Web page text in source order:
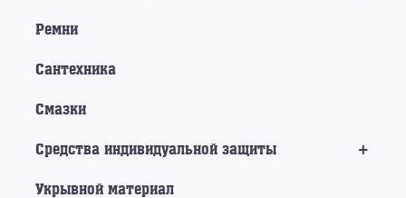
Ремни
Сантехника
Смазки
+
Средства индивидуальной защиты
Укрывной материал